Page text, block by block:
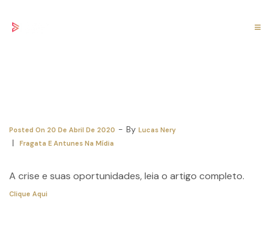
Posted On 20 De Abril De 2020 By Lucas Nery
Fragata E Antunes Na Mídia
A crise e suas oportunidades, leia o artigo completo.
Clique Aqui